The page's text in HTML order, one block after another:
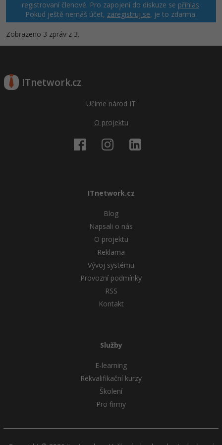
Windows
Fórum
registrovaní členové. Pro zapojení do diskuze se přihlas.
Pokud ještě nemáš účet, zaregistruj se, je to zdarma.
Zobrazeno 3 zpráv z 3.
ITnetwork.cz
Učíme národ IT
O projektu
ITnetwork.cz
Blog
Napsali o nás
O projektu
Reklama
Vývoj systému
Provozní podmínky
RSS
Kontakt
Služby
E-learning
Rekvalifikační kurzy
Školení
Pro firmy